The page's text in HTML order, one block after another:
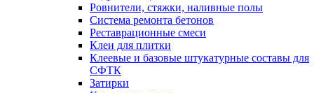
Ровнители, стяжки, наливные полы
Cистема ремонта бетонов
Реставрационные смеси
Клеи для плитки
Клеевые и базовые штукатурные составы для
СФТК
Затирки